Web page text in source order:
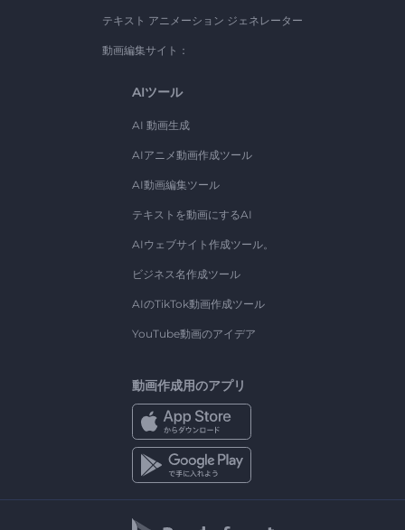
テキスト アニメーション ジェネレーター
動画編集サイト：
AIツール
AI 動画生成
AIアニメ動画作成ツール
AI動画編集ツール
テキストを動画にするAI
AIウェブサイト作成ツール。
ビジネス名作成ツール
AIのTikTok動画作成ツール
YouTube動画のアイデア
動画作成用のアプリ